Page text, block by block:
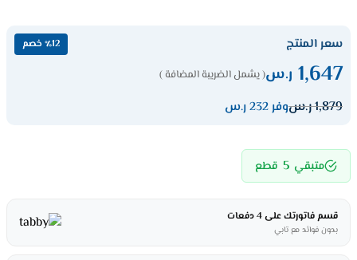
سعر المنتج ٪12 خصم
1,647 ر.س( يشمل الضريبة المضافة )
1,879ر.سوفر 232 ر.س
متبقي 5 قطع
قسم فاتورتك على 4 دفعات
بدون فوائد مع تابي